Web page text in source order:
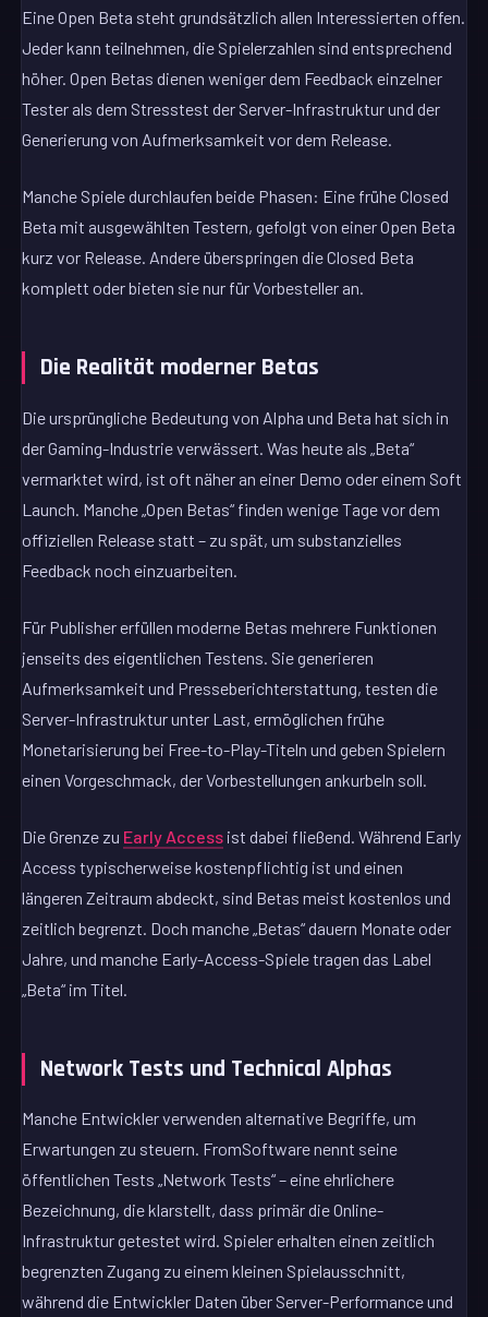
Eine Open Beta steht grundsätzlich allen Interessierten offen.
Jeder kann teilnehmen, die Spielerzahlen sind entsprechend
höher. Open Betas dienen weniger dem Feedback einzelner
Tester als dem Stresstest der Server-Infrastruktur und der
Generierung von Aufmerksamkeit vor dem Release.
Manche Spiele durchlaufen beide Phasen: Eine frühe Closed
Beta mit ausgewählten Testern, gefolgt von einer Open Beta
kurz vor Release. Andere überspringen die Closed Beta
komplett oder bieten sie nur für Vorbesteller an.
Die Realität moderner Betas
Die ursprüngliche Bedeutung von Alpha und Beta hat sich in
der Gaming-Industrie verwässert. Was heute als „Beta“
vermarktet wird, ist oft näher an einer Demo oder einem Soft
Launch. Manche „Open Betas“ finden wenige Tage vor dem
offiziellen Release statt – zu spät, um substanzielles
Feedback noch einzuarbeiten.
Für Publisher erfüllen moderne Betas mehrere Funktionen
jenseits des eigentlichen Testens. Sie generieren
Aufmerksamkeit und Presseberichterstattung, testen die
Server-Infrastruktur unter Last, ermöglichen frühe
Monetarisierung bei Free-to-Play-Titeln und geben Spielern
einen Vorgeschmack, der Vorbestellungen ankurbeln soll.
Die Grenze zu Early Access ist dabei fließend. Während Early
Access typischerweise kostenpflichtig ist und einen
längeren Zeitraum abdeckt, sind Betas meist kostenlos und
zeitlich begrenzt. Doch manche „Betas“ dauern Monate oder
Jahre, und manche Early-Access-Spiele tragen das Label
„Beta“ im Titel.
Network Tests und Technical Alphas
Manche Entwickler verwenden alternative Begriffe, um
Erwartungen zu steuern. FromSoftware nennt seine
öffentlichen Tests „Network Tests“ – eine ehrlichere
Bezeichnung, die klarstellt, dass primär die Online-
Infrastruktur getestet wird. Spieler erhalten einen zeitlich
begrenzten Zugang zu einem kleinen Spielausschnitt,
während die Entwickler Daten über Server-Performance und